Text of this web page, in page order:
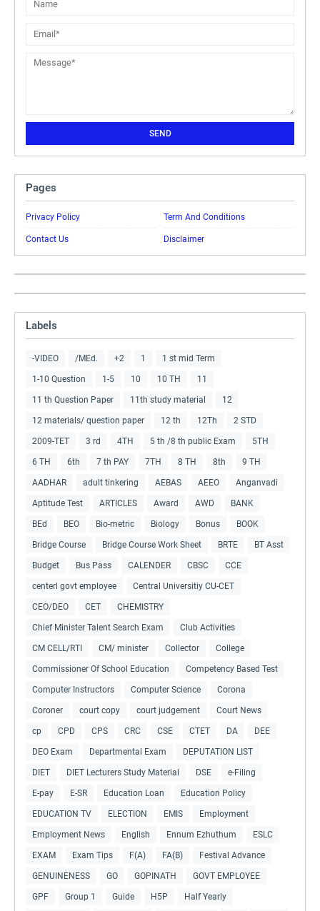
Pages
Privacy Policy Term And Conditions
Contact Us Disclaimer
Labels
-VIDEO /MEd. +2 1 1 st mid Term
1-10 Question 1-5 10 10 TH 11
11 th Question Paper 11th study material 12
12 materials/ question paper 12 th 12Th 2 STD
2009-TET 3 rd 4TH 5 th /8 th public Exam 5TH
6 TH 6th 7 th PAY 7TH 8 TH 8th 9 TH
AADHAR adult tinkering AEBAS AEEO Anganvadi
Aptitude Test ARTICLES Award AWD BANK
BEd BEO Bio-metric Biology Bonus BOOK
Bridge Course Bridge Course Work Sheet BRTE BT Asst
Budget Bus Pass CALENDER CBSC CCE
centerl govt employee Central Universitiy CU-CET
CEO/DEO CET CHEMISTRY
Chief Minister Talent Search Exam Club Activities
CM CELL/RTI CM/ minister Collector College
Commissioner Of School Education Competency Based Test
Computer Instructors Computer Science Corona
Coroner court copy court judgement Court News
cp CPD CPS CRC CSE CTET DA DEE
DEO Exam Departmental Exam DEPUTATION LIST
DIET DIET Lecturers Study Material DSE e-Filing
E-pay E-SR Education Loan Education Policy
EDUCATION TV ELECTION EMIS Employment
Employment News English Ennum Ezhuthum ESLC
EXAM Exam Tips F(A) FA(B) Festival Advance
GENUINENESS GO GOPINATH GOVT EMPLOYEE
GPF Group 1 Guide H5P Half Yearly